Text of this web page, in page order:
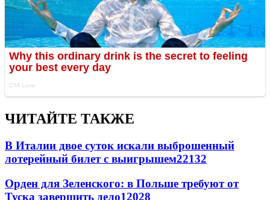
ЧИТАЙТЕ ТАКЖЕ
В Италии двое суток искали выброшенный
лотерейный билет с выигрышем22132
Орден для Зеленского: в Польше требуют от
Туска завершить дело12028